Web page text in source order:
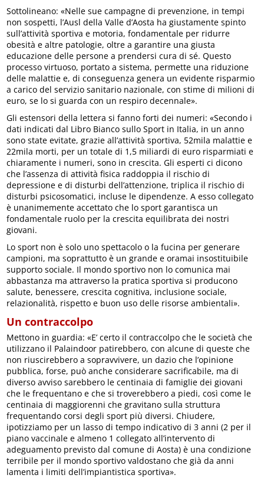
Sottolineano: «Nelle sue campagne di prevenzione, in tempi
non sospetti, l’Ausl della Valle d’Aosta ha giustamente spinto
sull’attività sportiva e motoria, fondamentale per ridurre
obesità e altre patologie, oltre a garantire una giusta
educazione delle persone a prendersi cura di sé. Questo
processo virtuoso, portato a sistema, permette una riduzione
delle malattie e, di conseguenza genera un evidente risparmio
a carico del servizio sanitario nazionale, con stime di milioni di
euro, se lo si guarda con un respiro decennale».
Gli estensori della lettera si fanno forti dei numeri: «Secondo i
dati indicati dal Libro Bianco sullo Sport in Italia, in un anno
sono state evitate, grazie all’attività sportiva, 52mila malattie e
22mila morti, per un totale di 1,5 miliardi di euro risparmiati e
chiaramente i numeri, sono in crescita. Gli esperti ci dicono
che l’assenza di attività fisica raddoppia il rischio di
depressione e di disturbi dell’attenzione, triplica il rischio di
disturbi psicosomatici, incluse le dipendenze. A esso collegato
è unanimemente accettato che lo sport garantisca un
fondamentale ruolo per la crescita equilibrata dei nostri
giovani.
Lo sport non è solo uno spettacolo o la fucina per generare
campioni, ma soprattutto è un grande e oramai insostituibile
supporto sociale. Il mondo sportivo non lo comunica mai
abbastanza ma attraverso la pratica sportiva si producono
salute, benessere, crescita cognitiva, inclusione sociale,
relazionalità, rispetto e buon uso delle risorse ambientali».
Un contraccolpo
Mettono in guardia: «E’ certo il contraccolpo che le società che
utilizzano il Palaindoor patirebbero, con alcune di queste che
non riuscirebbero a sopravvivere, un dazio che l’opinione
pubblica, forse, può anche considerare sacrificabile, ma di
diverso avviso sarebbero le centinaia di famiglie dei giovani
che le frequentano e che si troverebbero a piedi, così come le
centinaia di maggiorenni che gravitano sulla struttura
frequentando corsi degli sport più diversi. Chiudere,
ipotizziamo per un lasso di tempo indicativo di 3 anni (2 per il
piano vaccinale e almeno 1 collegato all’intervento di
adeguamento previsto dal comune di Aosta) è una condizione
terribile per il mondo sportivo valdostano che già da anni
lamenta i limiti dell’impiantistica sportiva».